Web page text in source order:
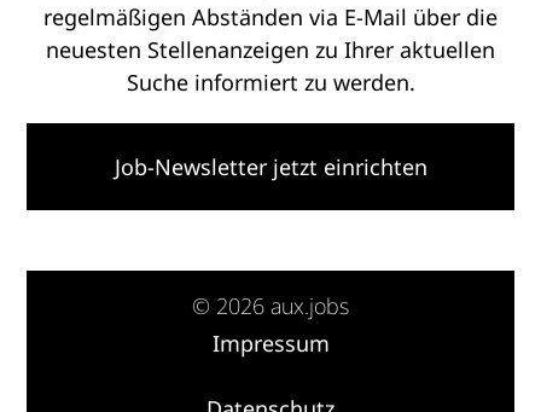
regelmäßigen Abständen via E-Mail über die
neuesten Stellenanzeigen zu Ihrer aktuellen
Suche informiert zu werden.
Job-Newsletter jetzt einrichten
© 2026 aux.jobs
Impressum